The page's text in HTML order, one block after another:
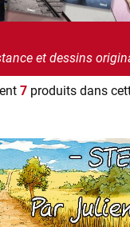
et dessins
7 produits dans